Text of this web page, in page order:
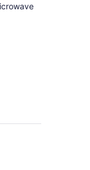
Beach Hotel